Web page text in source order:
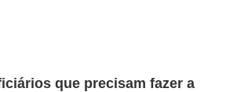
que precisam fazer a